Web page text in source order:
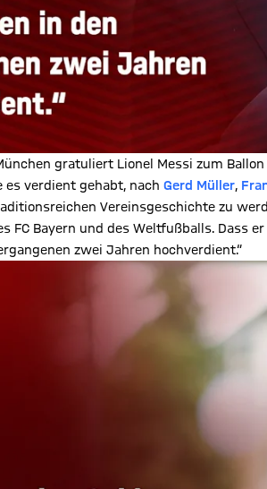
gratuliert Lionel Messi zum
verdient gehabt, nach Gerd Müller,
Vereinsgeschichte zu
FC Bayern und des Weltfußballs. Dass
zwei Jahren hochverdient.“